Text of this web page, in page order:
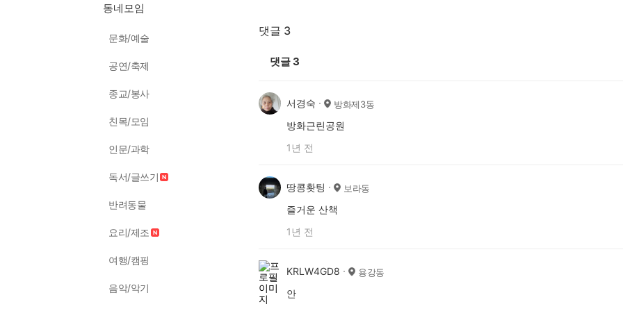
동네모임
문화/예술
공연/축제
종교/봉사
친목/모임
인문/과학
독서/글쓰기
반려동물
요리/제조
여행/캠핑
음악/악기
댓글 3
댓글 3
서경숙 방화제3동
방화근린공원
1년 전
땅콩홧팅 보라동
즐거운 산책
1년 전
KRLW4GD8 용강동
안